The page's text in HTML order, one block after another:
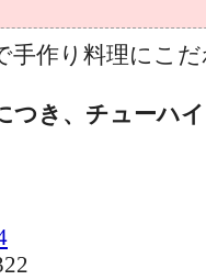
手作り料理にこ
つき、チューハ